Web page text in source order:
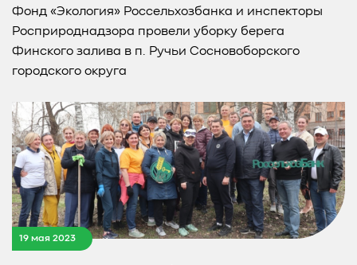
Фонд «Экология» Россельхозбанка и инспекторы
Росприроднадзора провели уборку берега
Финского залива в п. Ручьи Сосновоборского
городского округа
19 мая 2023